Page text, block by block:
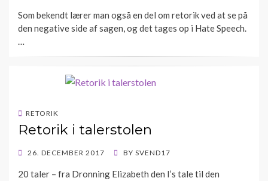
Som bekendt lærer man også en del om retorik ved at se på
den negative side af sagen, og det tages op i Hate Speech.
…
RETORIK
Retorik i talerstolen
POSTED
26. DECEMBER 2017 BY SVEND17
20 taler – fra Dronning Elizabeth den I’s tale til den